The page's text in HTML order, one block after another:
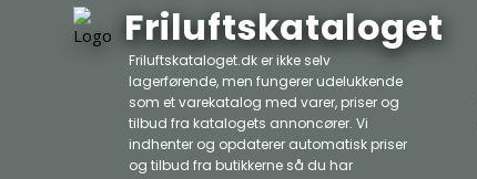
Friluftskataloget
Friluftskataloget.dk er ikke selv
lagerførende, men fungerer udelukkende
som et varekatalog med varer, priser og
tilbud fra katalogets annoncører. Vi
indhenter og opdaterer automatisk priser
og tilbud fra butikkerne så du har